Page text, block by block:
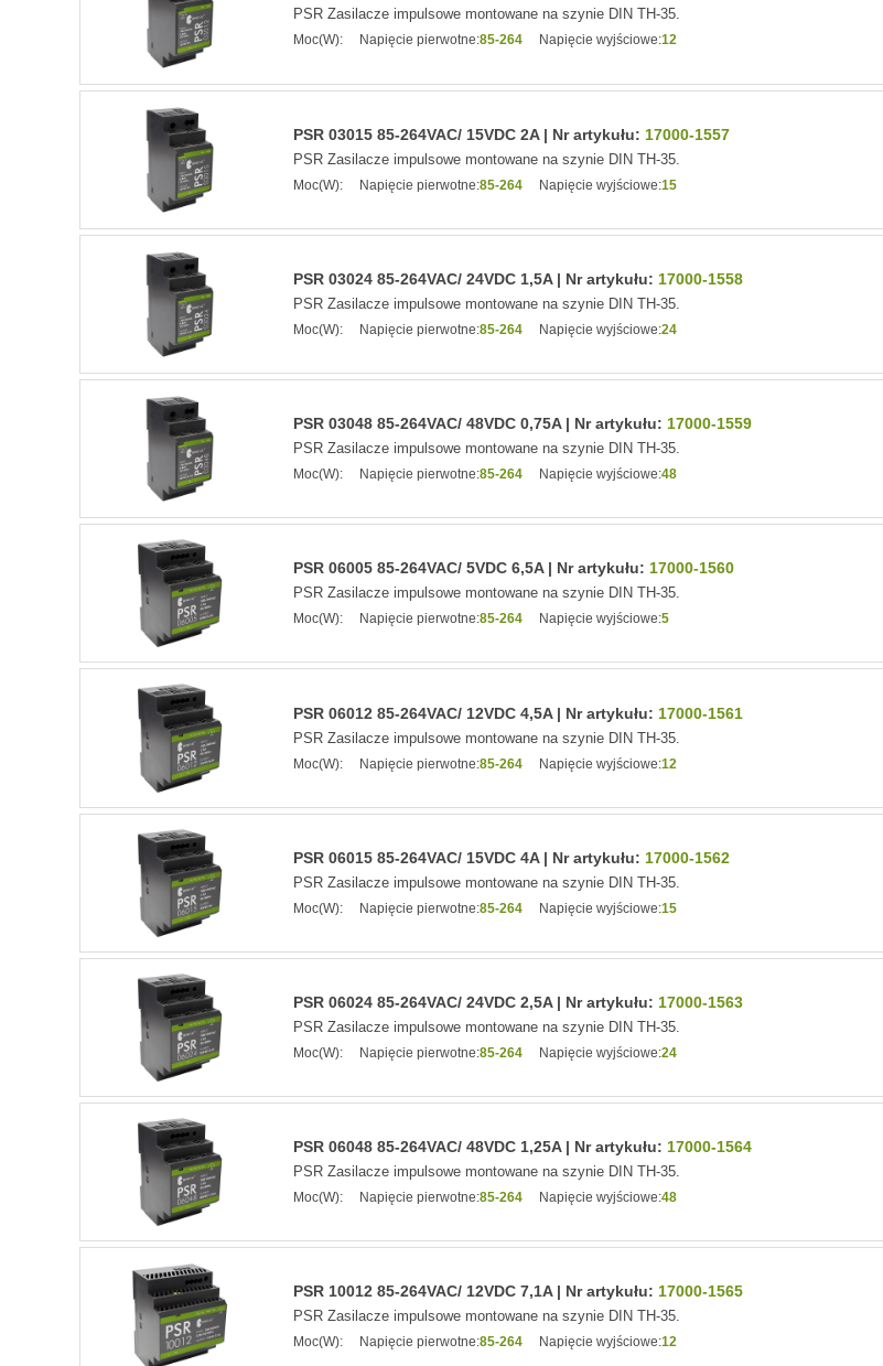
PSR Zasilacze impulsowe montowane na szynie DIN TH-35.
Moc(W): Napięcie pierwotne:85-264 Napięcie wyjściowe:12
PSR 03015 85-264VAC/ 15VDC 2A | Nr artykułu: 17000-1557
PSR Zasilacze impulsowe montowane na szynie DIN TH-35.
Moc(W): Napięcie pierwotne:85-264 Napięcie wyjściowe:15
PSR 03024 85-264VAC/ 24VDC 1,5A | Nr artykułu: 17000-1558
PSR Zasilacze impulsowe montowane na szynie DIN TH-35.
Moc(W): Napięcie pierwotne:85-264 Napięcie wyjściowe:24
PSR 03048 85-264VAC/ 48VDC 0,75A | Nr artykułu: 17000-1559
PSR Zasilacze impulsowe montowane na szynie DIN TH-35.
Moc(W): Napięcie pierwotne:85-264 Napięcie wyjściowe:48
PSR 06005 85-264VAC/ 5VDC 6,5A | Nr artykułu: 17000-1560
PSR Zasilacze impulsowe montowane na szynie DIN TH-35.
Moc(W): Napięcie pierwotne:85-264 Napięcie wyjściowe:5
PSR 06012 85-264VAC/ 12VDC 4,5A | Nr artykułu: 17000-1561
PSR Zasilacze impulsowe montowane na szynie DIN TH-35.
Moc(W): Napięcie pierwotne:85-264 Napięcie wyjściowe:12
PSR 06015 85-264VAC/ 15VDC 4A | Nr artykułu: 17000-1562
PSR Zasilacze impulsowe montowane na szynie DIN TH-35.
Moc(W): Napięcie pierwotne:85-264 Napięcie wyjściowe:15
PSR 06024 85-264VAC/ 24VDC 2,5A | Nr artykułu: 17000-1563
PSR Zasilacze impulsowe montowane na szynie DIN TH-35.
Moc(W): Napięcie pierwotne:85-264 Napięcie wyjściowe:24
PSR 06048 85-264VAC/ 48VDC 1,25A | Nr artykułu: 17000-1564
PSR Zasilacze impulsowe montowane na szynie DIN TH-35.
Moc(W): Napięcie pierwotne:85-264 Napięcie wyjściowe:48
PSR 10012 85-264VAC/ 12VDC 7,1A | Nr artykułu: 17000-1565
PSR Zasilacze impulsowe montowane na szynie DIN TH-35.
Moc(W): Napięcie pierwotne:85-264 Napięcie wyjściowe:12